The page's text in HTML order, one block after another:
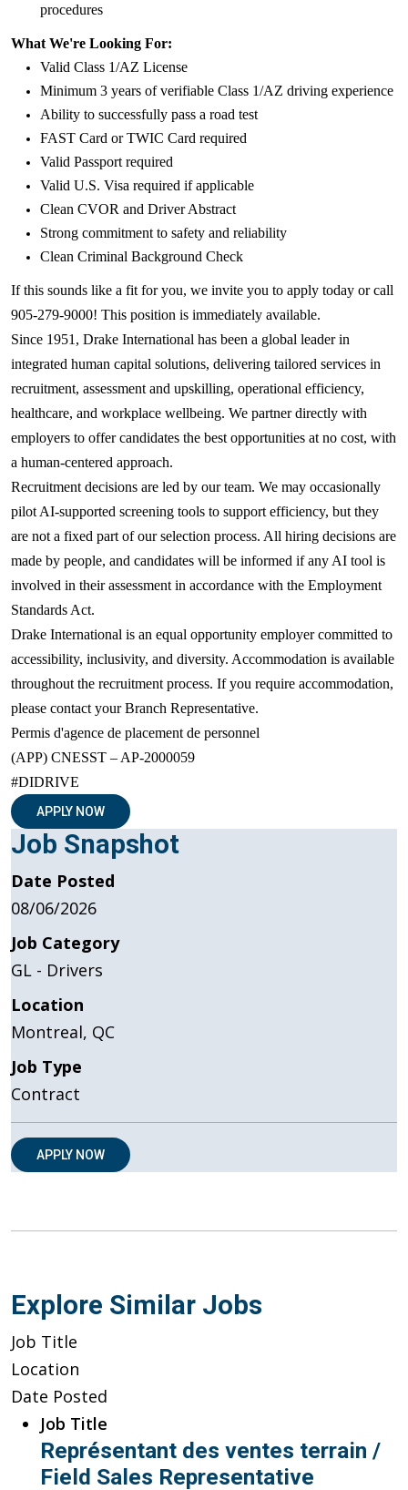
procedures
What We're Looking For:
Valid Class 1/AZ License
Minimum 3 years of verifiable Class 1/AZ driving experience
Ability to successfully pass a road test
FAST Card or TWIC Card required
Valid Passport required
Valid U.S. Visa required if applicable
Clean CVOR and Driver Abstract
Strong commitment to safety and reliability
Clean Criminal Background Check
If this sounds like a fit for you, we invite you to apply today or call
905-279-9000! This position is immediately available.
Since 1951, Drake International has been a global leader in
integrated human capital solutions, delivering tailored services in
recruitment, assessment and upskilling, operational efficiency,
healthcare, and workplace wellbeing. We partner directly with
employers to offer candidates the best opportunities at no cost, with
a human-centered approach.
Recruitment decisions are led by our team. We may occasionally
pilot AI-supported screening tools to support efficiency, but they
are not a fixed part of our selection process. All hiring decisions are
made by people, and candidates will be informed if any AI tool is
involved in their assessment in accordance with the Employment
Standards Act.
Drake International is an equal opportunity employer committed to
accessibility, inclusivity, and diversity. Accommodation is available
throughout the recruitment process. If you require accommodation,
please contact your Branch Representative.
Permis d'agence de placement de personnel
(APP) CNESST – AP-2000059
#DIDRIVE
APPLY NOW
Job Snapshot
Date Posted
08/06/2026
Job Category
GL - Drivers
Location
Montreal, QC
Job Type
Contract
APPLY NOW
Explore Similar Jobs
Job Title
Location
Date Posted
Job Title
Représentant des ventes terrain /
Field Sales Representative